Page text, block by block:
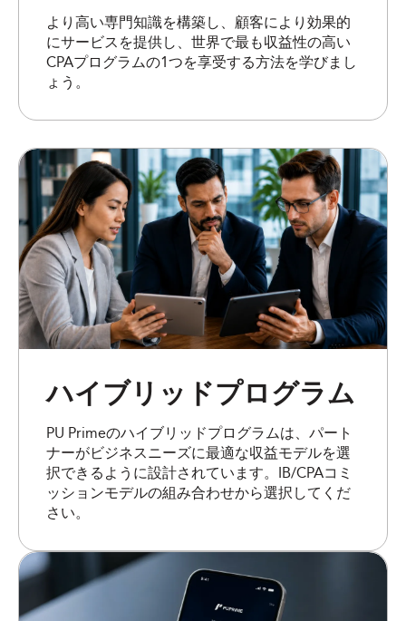
より高い専門知識を構築し、顧客により効果的
にサービスを提供し、世界で最も収益性の高い
CPAプログラムの1つを享受する方法を学びまし
ょう。
ハイブリッドプログラム
PU Primeのハイブリッドプログラムは、パート
ナーがビジネスニーズに最適な収益モデルを選
択できるように設計されています。IB/CPAコミ
ッションモデルの組み合わせから選択してくだ
さい。